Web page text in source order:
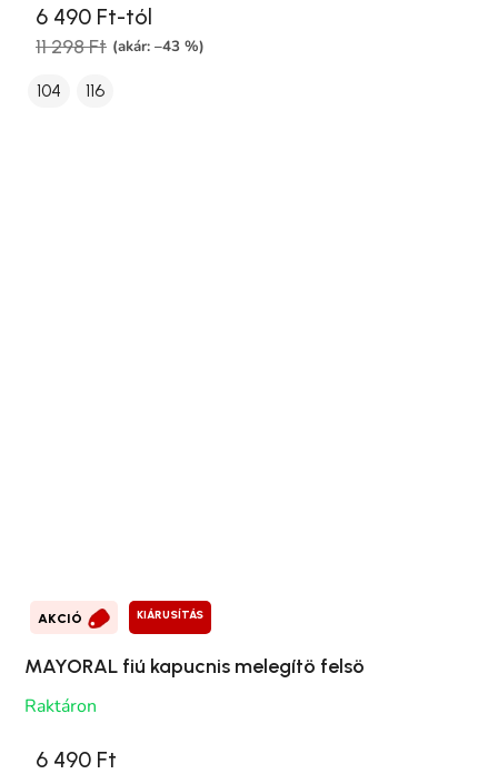
6 490 Ft-tól
11 298 Ft (akár: –43 %)
104 116
AKCIÓ KIÁRUSÍTÁS
MAYORAL fiú kapucnis melegítö felsö
Raktáron
6 490 Ft